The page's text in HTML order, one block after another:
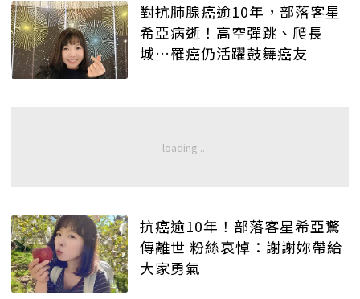
對抗肺腺癌逾10年，部落客星
希亞病逝！高空彈跳、爬長
城…罹癌仍活躍鼓舞癌友
抗癌逾10年！部落客星希亞驚
傳離世 粉絲哀悼：謝謝妳帶給
大家勇氣